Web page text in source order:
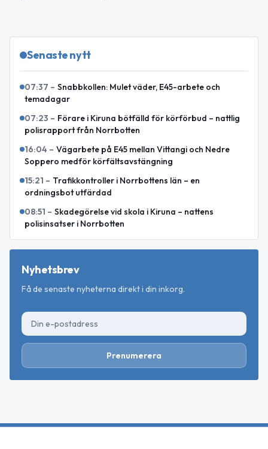
Senaste nytt
07:37 – Snabbkollen: Mulet väder, E45-arbete och
temadagar
07:23 – Förare i Kiruna bötfälld för körförbud – nattlig
polisrapport från Norrbotten
16:04 – Vägarbete på E45 mellan Vittangi och Nedre
Soppero medför körfältsavstängning
15:21 – Trafikkontroller i Norrbottens län – en
ordningsbot utfärdad
08:51 – Skadegörelse vid skola i Kiruna – nattens
polisinsatser i Norrbotten
Nyhetsbrev
Få de senaste nyheterna direkt i din inkorg.
Prenumerera